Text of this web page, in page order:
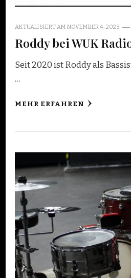
AKTUALISIERT AM NOVEMBER 4, 2023
Roddy bei WUK
Seit 2020 ist Roddy als
…
MEHR ERFAHREN